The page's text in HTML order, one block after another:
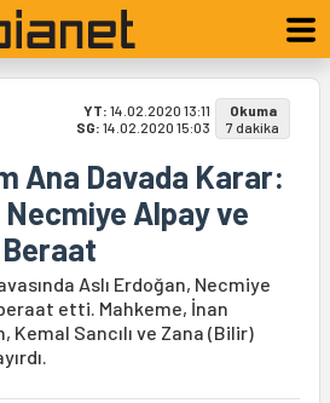
YT: 14.02.2020 13:11
SG: 14.02.2020 15:03
Okuma
7 dakika
Ana Davada Karar:
Necmiye Alpay ve
Aslı Erdoğan, Necmiye
etti. Mahkeme, İnan
Kemal Sancılı ve Zana (Bilir)